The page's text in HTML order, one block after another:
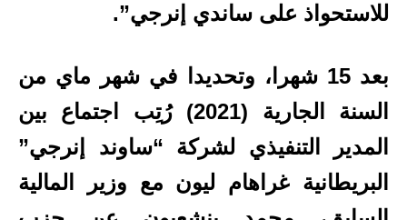
للاستحواذ على ساندي إنرجي”.
بعد 15 شهرا، وتحديدا في شهر ماي من
السنة الجارية (2021) رُتِب اجتماع بين
المدير التنفيذي لشركة “ساوند إنرجي”
البريطانية غراهام ليون مع وزير المالية